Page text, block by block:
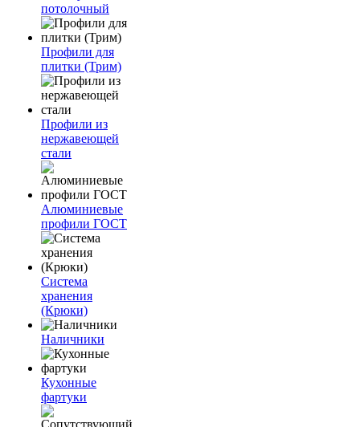
потолочный
Профили для
плитки (Трим)
Профили из
нержавеющей
стали
Алюминиевые
профили ГОСТ
Система
хранения
(Крюки)
Наличники
Кухонные
фартуки